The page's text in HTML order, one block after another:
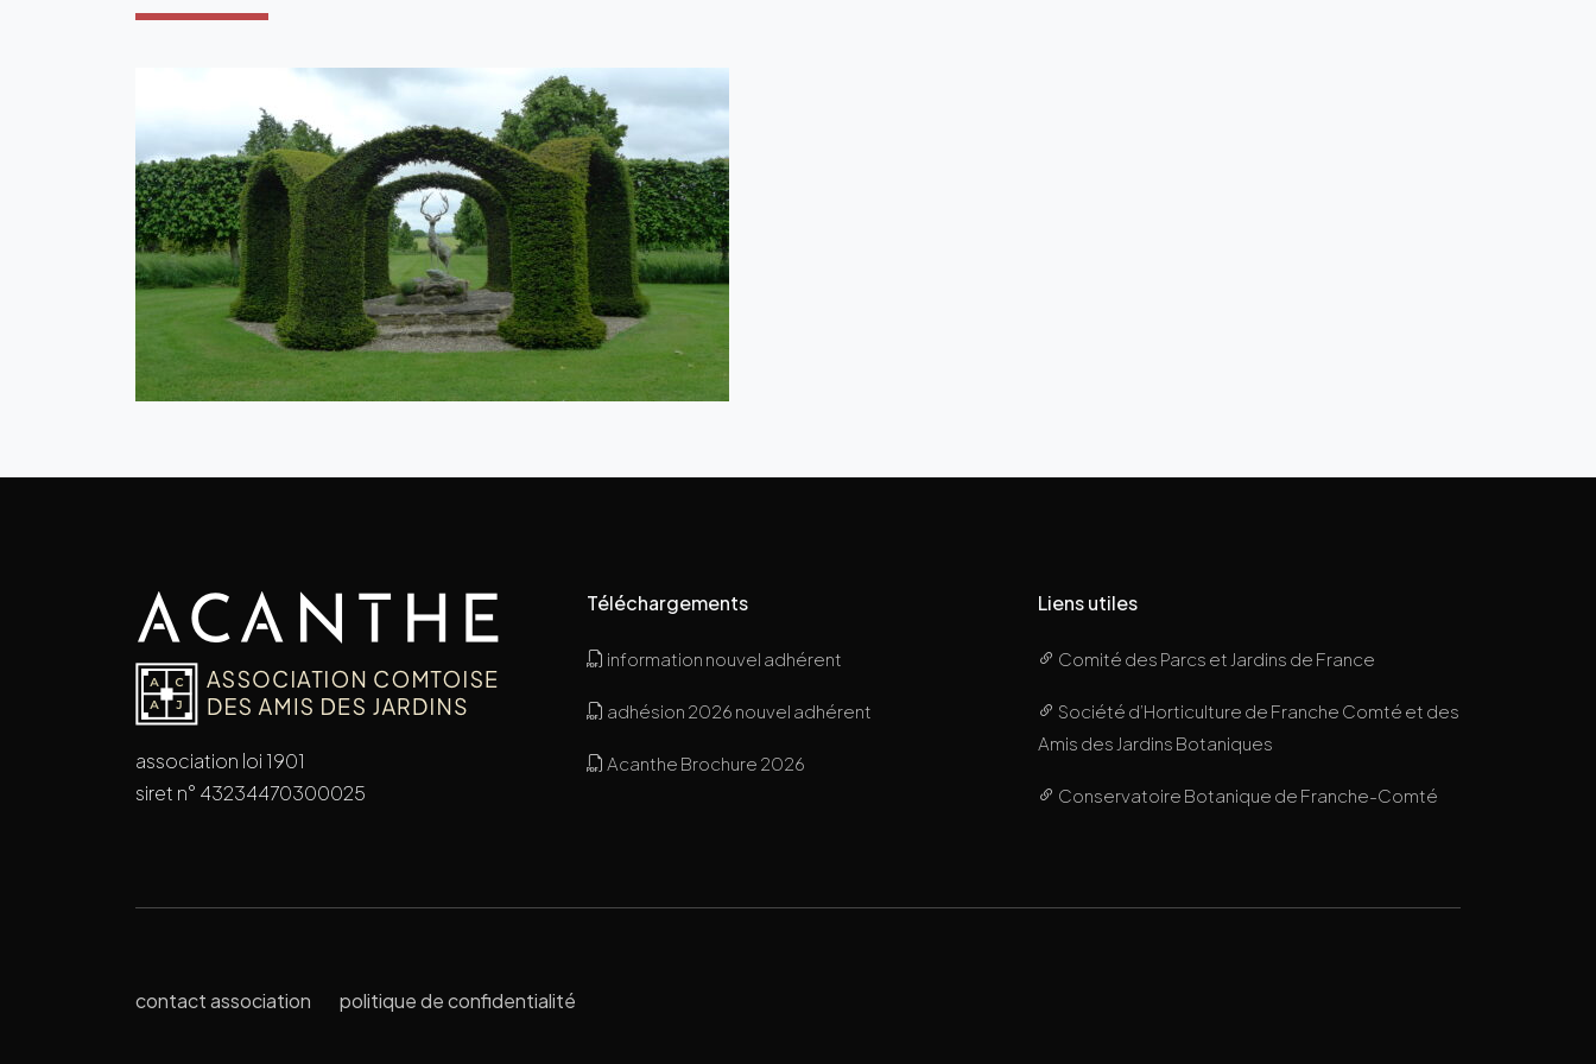
association loi 1901
siret n° 43234470300025
Téléchargements
information nouvel adhérent
adhésion 2026 nouvel adhérent
Acanthe Brochure 2026
Liens utiles
Comité des Parcs et Jardins de France
Société d’Horticulture de Franche Comté et des
Amis des Jardins Botaniques
Conservatoire Botanique de Franche-Comté
contact association politique de confidentialité